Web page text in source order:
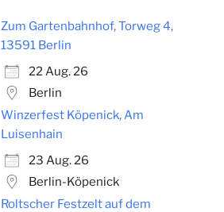
Zum Gartenbahnhof, Torweg 4,
13591 Berlin
22 Aug. 26
Berlin
Winzerfest Köpenick, Am
Luisenhain
23 Aug. 26
Berlin-Köpenick
Roltscher Festzelt auf dem